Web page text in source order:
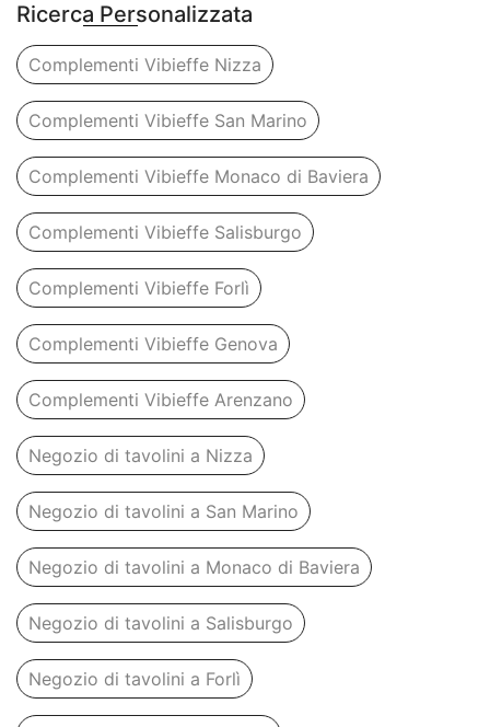
Ricerca Personalizzata
Complementi Vibieffe Nizza
Complementi Vibieffe San Marino
Complementi Vibieffe Monaco di Baviera
Complementi Vibieffe Salisburgo
Complementi Vibieffe Forlì
Complementi Vibieffe Genova
Complementi Vibieffe Arenzano
Negozio di tavolini a Nizza
Negozio di tavolini a San Marino
Negozio di tavolini a Monaco di Baviera
Negozio di tavolini a Salisburgo
Negozio di tavolini a Forlì